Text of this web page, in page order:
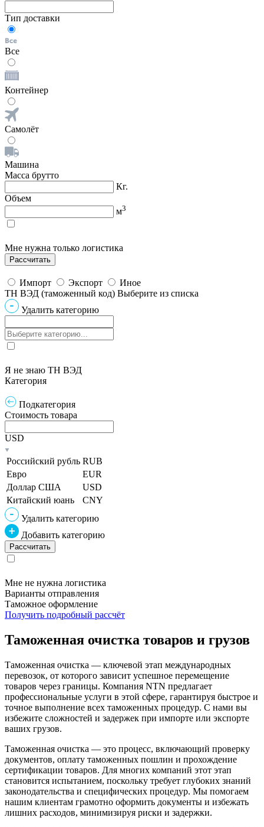
Тип доставки
Все
Контейнер
Самолёт
Машина
Масса брутто
Кг.
Объем
м3
Мне нужна только логистика
Импорт Экспорт
Иное
ТН ВЭД (таможенный код) Выберите из списка
Удалить категорию
Я не знаю ТН ВЭД
Категория
Подкатегория
Стоимость товара
USD
Российский рубль RUB
Евро
EUR
Доллар США
USD
Китайский юань
CNY
Удалить категорию
Добавить категорию
Мне не нужна логистика
Варианты отправления
Таможное оформление
Получить подробный рассчёт
Таможенная очистка товаров и грузов
Таможенная очистка — ключевой этап международных
перевозок, от которого зависит успешное перемещение
товаров через границы. Компания NTN предлагает
профессиональные услуги в этой сфере, гарантируя быстрое и
точное выполнение всех таможенных процедур. С нами вы
избежите сложностей и задержек при импорте или экспорте
ваших грузов.
Таможенная очистка — это процесс, включающий проверку
документов, оплату таможенных пошлин и прохождение
сертификации товаров. Для многих компаний этот этап
становится испытанием, поскольку требует глубоких знаний
законодательства и специфических процедур. Мы помогаем
нашим клиентам грамотно оформить документы и избежать
лишних расходов, минимизируя риски и задержки.